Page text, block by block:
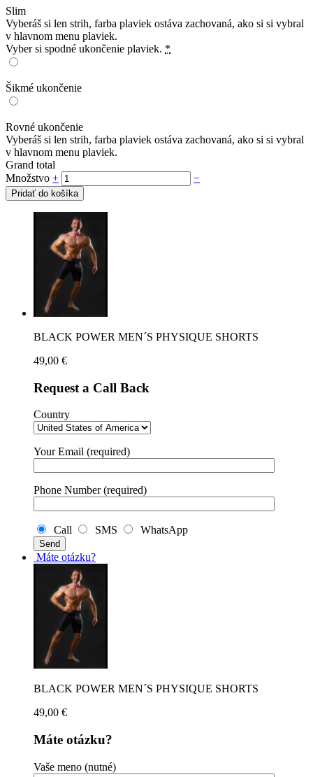
Slim
Vyberáš si len strih, farba plaviek ostáva zachovaná, ako si si vybral
v hlavnom menu plaviek.
Vyber si spodné ukončenie plaviek. *
Šikmé ukončenie
Rovné ukončenie
Vyberáš si len strih, farba plaviek ostáva zachovaná, ako si si vybral
v hlavnom menu plaviek.
Grand total
Množstvo + −
Pridať do košíka
BLACK POWER MEN´S PHYSIQUE SHORTS
49,00 €
Request a Call Back
Country
Your Email (required)
Phone Number (required)
Call SMS WhatsApp
Máte otázku?
BLACK POWER MEN´S PHYSIQUE SHORTS
49,00 €
Máte otázku?
Vaše meno (nutné)